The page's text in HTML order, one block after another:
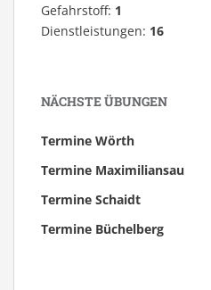
Gefahrstoff: 1
Dienstleistungen: 16
NÄCHSTE ÜBUNGEN
Termine Wörth
Termine Maximiliansau
Termine Schaidt
Termine Büchelberg